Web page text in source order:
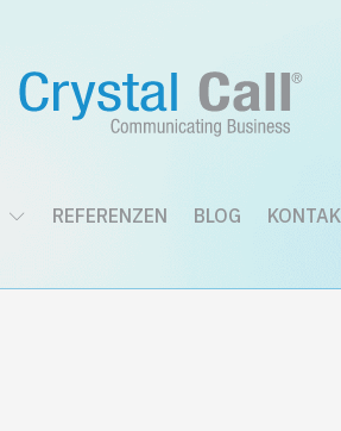
REFERENZEN BLOG